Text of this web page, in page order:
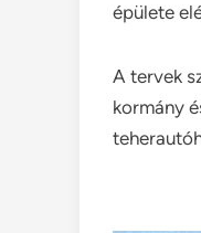
épülete
A tervek
kormány